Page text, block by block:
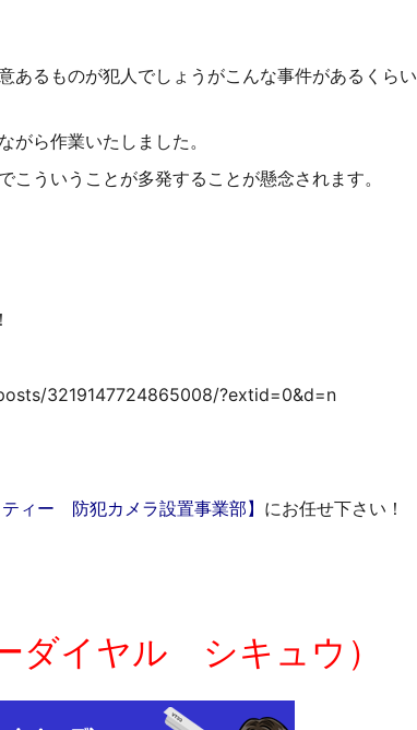
あるものが犯人でしょうがこんな事件があるくらい
がら作業いたしました。
ういうことが多発することが懸念されます。
3219147724865008/?extid=0&d=n
ィー 防犯カメラ設置事業部】 にお任せ下さい！
ダイヤル シキュウ）